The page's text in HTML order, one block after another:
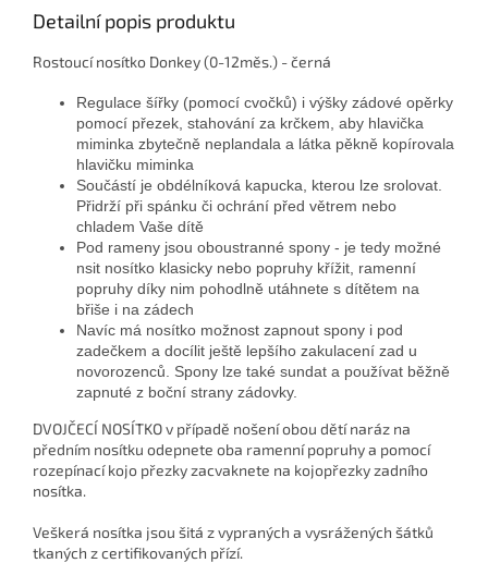
Detailní popis produktu
Rostoucí nosítko Donkey (0-12měs.) - černá
Regulace šířky (pomocí cvočků) i výšky zádové opěrky
pomocí přezek, stahování za krčkem, aby hlavička
miminka zbytečně neplandala a látka pěkně kopírovala
hlavičku miminka
Součástí je obdélníková kapucka, kterou lze srolovat.
Přidrží při spánku či ochrání před větrem nebo
chladem Vaše dítě
Pod rameny jsou oboustranné spony - je tedy možné
nsit nosítko klasicky nebo popruhy křížit, ramenní
popruhy díky nim pohodlně utáhnete s dítětem na
břiše i na zádech
Navíc má nosítko možnost zapnout spony i pod
zadečkem a docílit ještě lepšího zakulacení zad u
novorozenců. Spony lze také sundat a používat běžně
zapnuté z boční strany zádovky.
DVOJČECÍ NOSÍTKO v případě nošení obou dětí naráz na
předním nosítku odepnete oba ramenní popruhy a pomocí
rozepínací kojo přezky zacvaknete na kojopřezky zadního
nosítka.
Veškerá nosítka jsou šitá z vypraných a vysrážených šátků
tkaných z certifikovaných přízí.